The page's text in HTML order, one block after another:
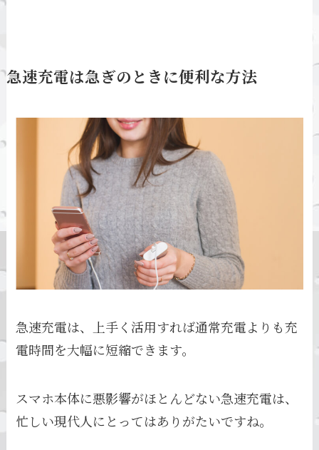
急速充電は急ぎのときに便利な方法
急速充電は、上手く活用すれば通常充電よりも充
電時間を大幅に短縮できます。
スマホ本体に悪影響がほとんどない急速充電は、
忙しい現代人にとってはありがたいですね。